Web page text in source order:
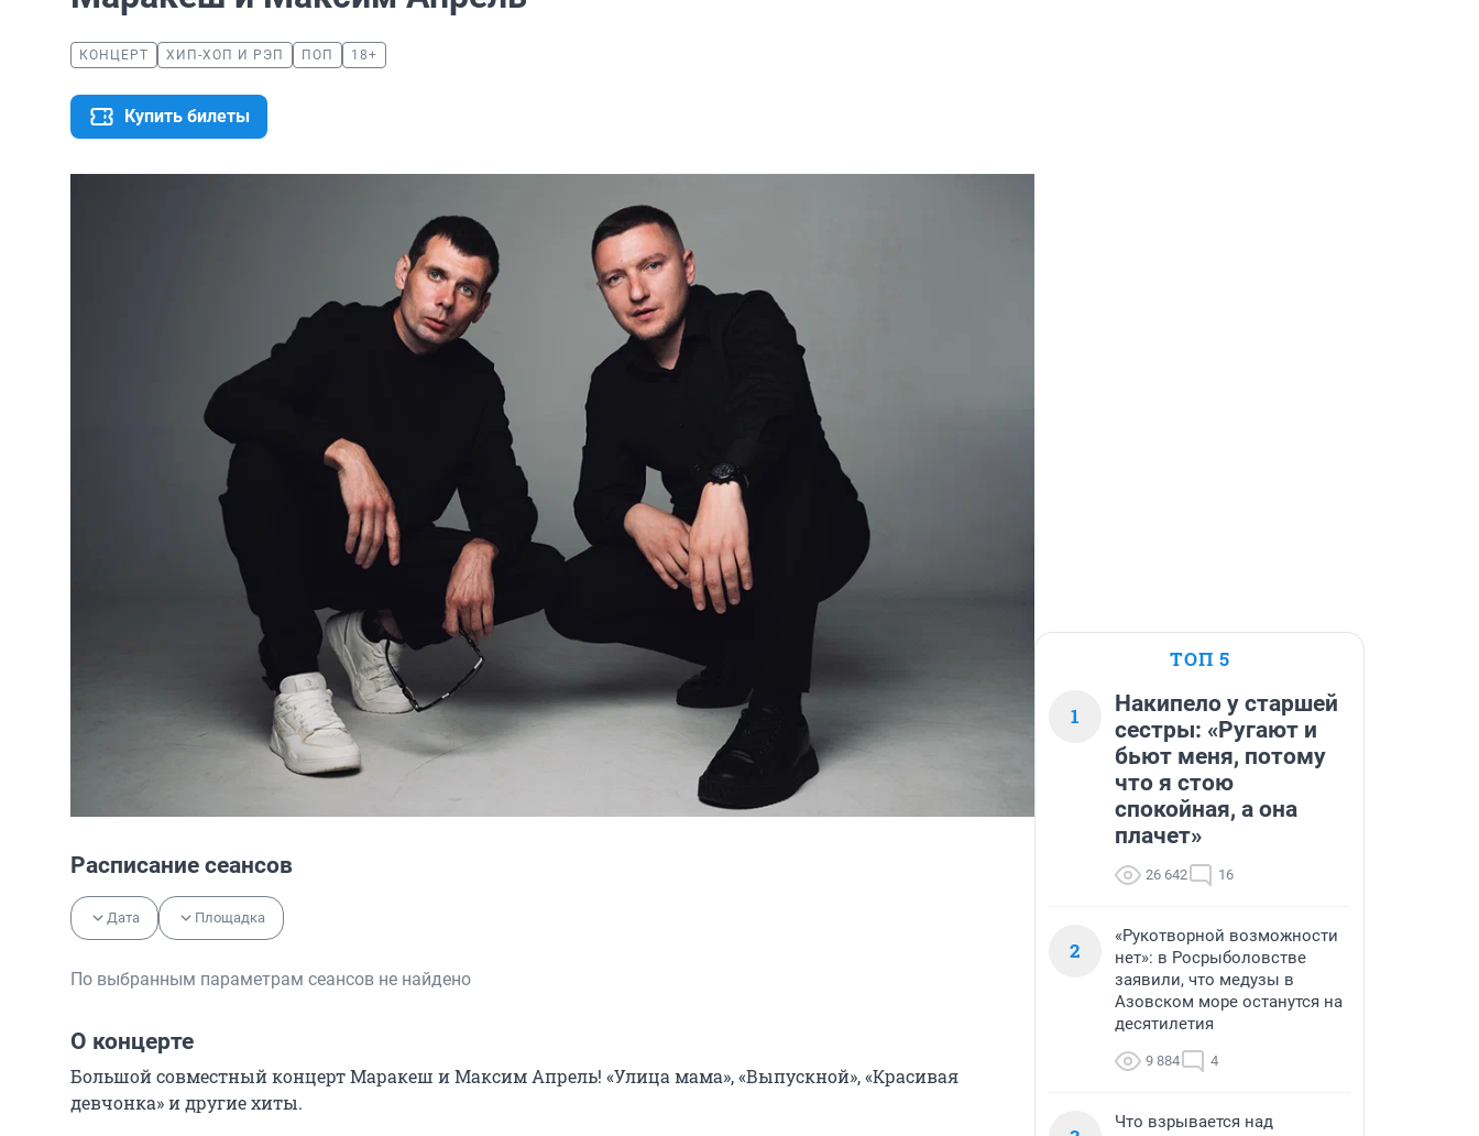
КОНЦЕРТ ХИП-ХОП И РЭП ПОП 18+
Купить билеты
Расписание сеансов
Дата Площадка
По выбранным параметрам сеансов не найдено
О концерте
Большой совместный концерт Маракеш и Максим Апрель! «Улица мама», «Выпускной», «Красивая
девчонка» и другие хиты.
ТОП 5
1
Накипело у старшей
сестры: «Ругают и
бьют меня, потому
что я стою
спокойная, а она
плачет»
26 642 16
2
«Рукотворной возможности
нет»: в Росрыболовстве
заявили, что медузы в
Азовском море останутся на
десятилетия
9 884 4
Что взрывается над